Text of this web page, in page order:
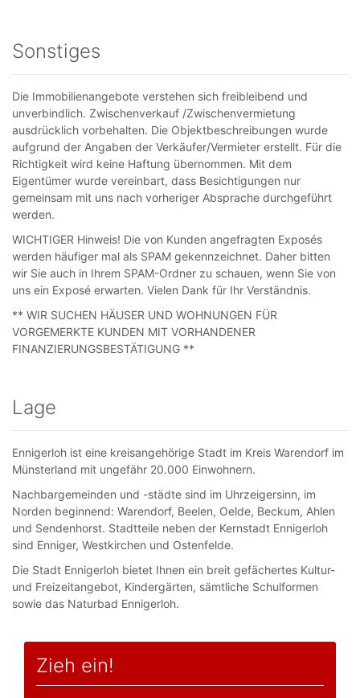
Sonstiges
Die Immobilienangebote verstehen sich freibleibend und
unverbindlich. Zwischenverkauf /Zwischenvermietung
ausdrücklich vorbehalten. Die Objektbeschreibungen wurde
aufgrund der Angaben der Verkäufer/Vermieter erstellt. Für die
Richtigkeit wird keine Haftung übernommen. Mit dem
Eigentümer wurde vereinbart, dass Besichtigungen nur
gemeinsam mit uns nach vorheriger Absprache durchgeführt
werden.
WICHTIGER Hinweis! Die von Kunden angefragten Exposés
werden häufiger mal als SPAM gekennzeichnet. Daher bitten
wir Sie auch in Ihrem SPAM-Ordner zu schauen, wenn Sie von
uns ein Exposé erwarten. Vielen Dank für Ihr Verständnis.
** WIR SUCHEN HÄUSER UND WOHNUNGEN FÜR
VORGEMERKTE KUNDEN MIT VORHANDENER
FINANZIERUNGSBESTÄTIGUNG **
Lage
Ennigerloh ist eine kreisangehörige Stadt im Kreis Warendorf im
Münsterland mit ungefähr 20.000 Einwohnern.
Nachbargemeinden und -städte sind im Uhrzeigersinn, im
Norden beginnend: Warendorf, Beelen, Oelde, Beckum, Ahlen
und Sendenhorst. Stadtteile neben der Kernstadt Ennigerloh
sind Enniger, Westkirchen und Ostenfelde.
Die Stadt Ennigerloh bietet Ihnen ein breit gefächertes Kultur-
und Freizeitangebot, Kindergärten, sämtliche Schulformen
sowie das Naturbad Ennigerloh.
Zieh ein!